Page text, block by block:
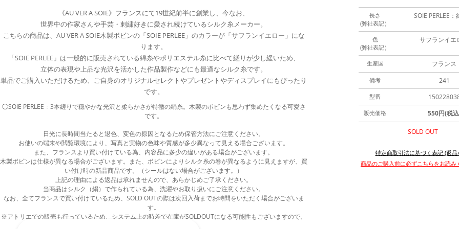
《AU VER A SOIE》フランスにて19世紀前半に創業し、今なお、
世界中の作家さんや手芸・刺繍好きに愛され続けているシルク糸メーカー。
こちらの商品は、AU VER A SOIE木製ボビンの「SOIE PERLEE」のカラーが「サフランイエロー」にな
ります。
「SOIE PERLEE」は一般的に販売されている綿糸やポリエステル糸に比べて縒りが少し緩いため、
立体の表現や上品な光沢を活かした作品製作などにも最適なシルク糸です。
単品でご購入いただけるため、ご自身のオリジナルセレクトやプレゼントやディスプレイにもぴったり
です。
◯SOIE PERLEE：3本縒りで穏やかな光沢と柔らかさが特徴の絹糸。木製のボビンも思わず集めたくなる可愛さ
です。
日光に長時間当たると退色、変色の原因となるため保管方法にご注意ください。
お使いの端末や閲覧環境により、写真と実物の色味や質感が多少異なって見える場合ございます。
また、フランスより買い付けている為、内容品に多少の違いがある場合がございます。
木製ボビンは仕様が異なる場合がございます。また、ボビンによりシルク糸の巻が異なるように見えますが、買
い付け時の新品商品です。（シールはない場合がございます。）
上記の理由による返品は承れませんので、あらかじめご了承ください。
当商品はシルク（絹）で作られている為、洗濯やお取り扱いにご注意ください。
なお、全てフランスで買い付けているため、SOLD OUTの際は次回入荷までお時間をいただく場合がございま
す。
※アトリエでの販売も行っているため、システム上の時差で在庫がSOLDOUTになる可能性もございますので、
長さ
(弊社表記）
SOIE PERLEE
色
(弊社表記）
サフランイエ
生産国 フランス
備考 241
型番
販売価格 550円(税
SOLD OUT
特定商取引法に基づく表記 (返品
商品のご購入前に必ずこちらをお読み